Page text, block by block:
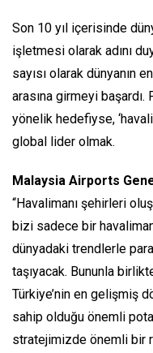
Son 10 yıl içerisinde
işletmesi olarak adını
sayısı olarak dünyanın
arasına girmeyi
yönelik hedefiyse,
global lider olmak.
Malaysia Airports
“Havalimanı şehirleri
bizi sadece bir
dünyadaki trendlerle
taşıyacak. Bununla
Türkiye’nin en gelişmiş
sahip olduğu önemli
stratejimizde önemli bir